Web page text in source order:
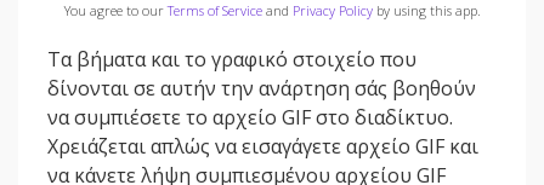
You agree to ourTerms of Serviceand Privacy Policyby using this app.
Τα βήματα και το γραφικό στοιχείο που
δίνονται σε αυτήν την ανάρτηση σάς βοηθούν
να συμπιέσετε το αρχείο GIF στο διαδίκτυο.
Χρειάζεται απλώς να εισαγάγετε αρχείο GIF και
να κάνετε λήψη συμπιεσμένου αρχείου GIF